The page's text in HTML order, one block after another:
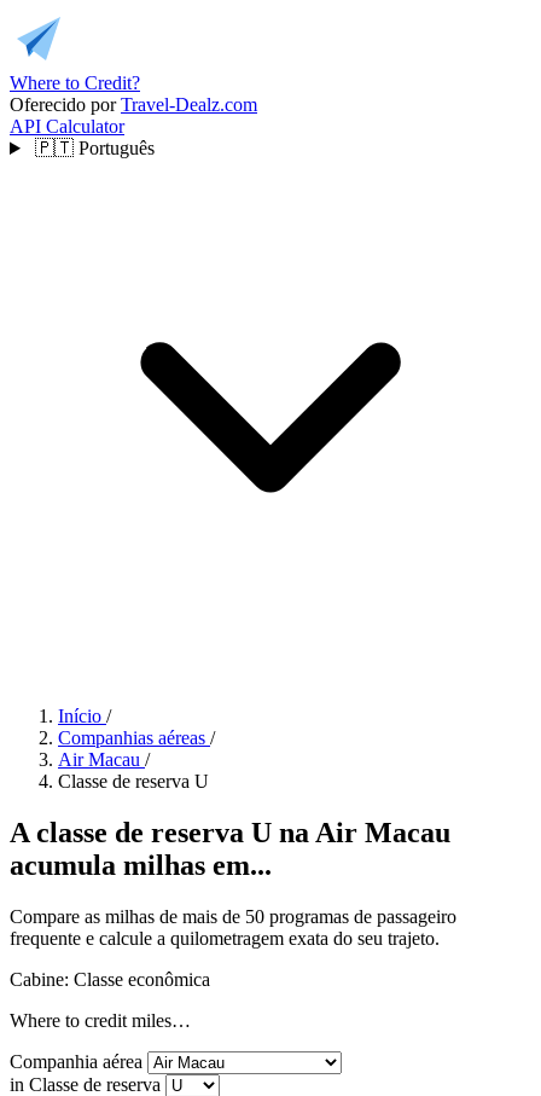
Where to Credit?
Oferecido por Travel-Dealz.com
API Calculator
🇵🇹 Português
Início /
Companhias aéreas /
Air Macau /
Classe de reserva U
A classe de reserva U na Air Macau
acumula milhas em...
Compare as milhas de mais de 50 programas de passageiro
frequente e calcule a quilometragem exata do seu trajeto.
Cabine: Classe econômica
Where to credit miles…
Companhia aérea
in Classe de reserva